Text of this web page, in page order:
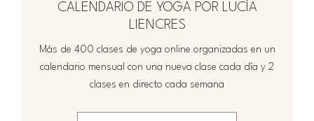
CALENDARIO DE YOGA POR LUCÍA
LIENCRES
Más de 400 clases de yoga online organizadas en un
calendario mensual con una nueva clase cada día y 2
clases en directo cada semana